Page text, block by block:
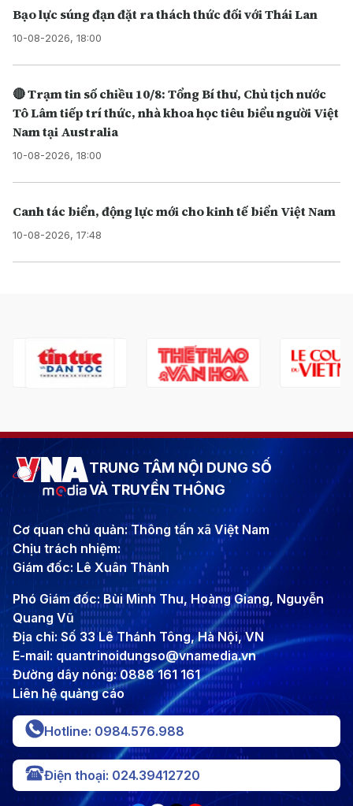
Bạo lực súng đạn đặt ra thách thức đối với Thái Lan
10-08-2026, 18:00
🔴 Trạm tin số chiều 10/8: Tổng Bí thư, Chủ tịch nước
Tô Lâm tiếp trí thức, nhà khoa học tiêu biểu người Việt
Nam tại Australia
10-08-2026, 18:00
Canh tác biển, động lực mới cho kinh tế biển Việt Nam
10-08-2026, 17:48
TRUNG TÂM NỘI DUNG SỐ
VÀ TRUYỀN THÔNG
Cơ quan chủ quản: Thông tấn xã Việt Nam
Chịu trách nhiệm:
Giám đốc: Lê Xuân Thành
Phó Giám đốc: Bùi Minh Thu, Hoàng Giang, Nguyễn
Quang Vũ
Địa chỉ: Số 33 Lê Thánh Tông, Hà Nội, VN
E-mail: quantrinoidungso@vnamedia.vn
Đường dây nóng: 0888 161 161
Liên hệ quảng cáo
Hotline: 0984.576.988
Điện thoại: 024.39412720